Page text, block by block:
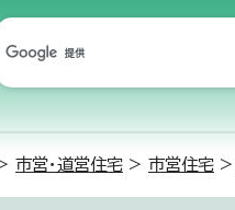
市営・道営住宅 > 市営住宅 >